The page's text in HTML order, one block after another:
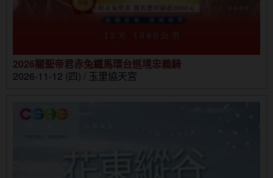
2026關聖帝君赤兔鐵馬環台巡境忠義騎
2026-11-12 (四) / 玉里協天宮